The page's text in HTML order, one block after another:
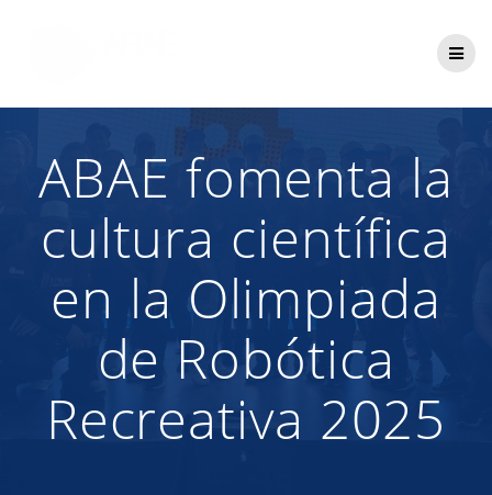
ABAE fomenta la
cultura científica
en la Olimpiada
de Robótica
Recreativa 2025